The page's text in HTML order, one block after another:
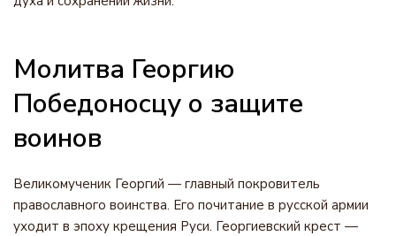
Молитва Георгию
Победоносцу о защите
воинов
Великомученик Георгий — главный покровитель
православного воинства. Его почитание в русской армии
уходит в эпоху крещения Руси. Георгиевский крест —